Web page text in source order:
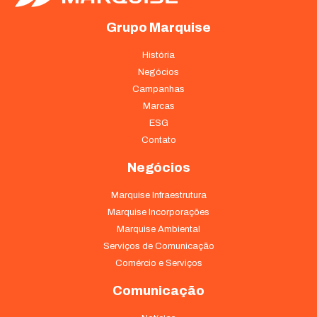
Grupo Marquise
História
Negócios
Campanhas
Marcas
ESG
Contato
Negócios
Marquise Infraestrutura
Marquise Incorporações
Marquise Ambiental
Serviços de Comunicação
Comércio e Serviços
Comunicação